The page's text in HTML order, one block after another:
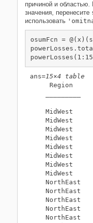
причиной и областью.
значения, перенесите
использовать
osumFcn =
ans=15×4 table
Region
MidWest
MidWest
MidWest
MidWest
MidWest
MidWest
MidWest
MidWest
NorthEast
NorthEast
NorthEast
NorthEast
NorthEast